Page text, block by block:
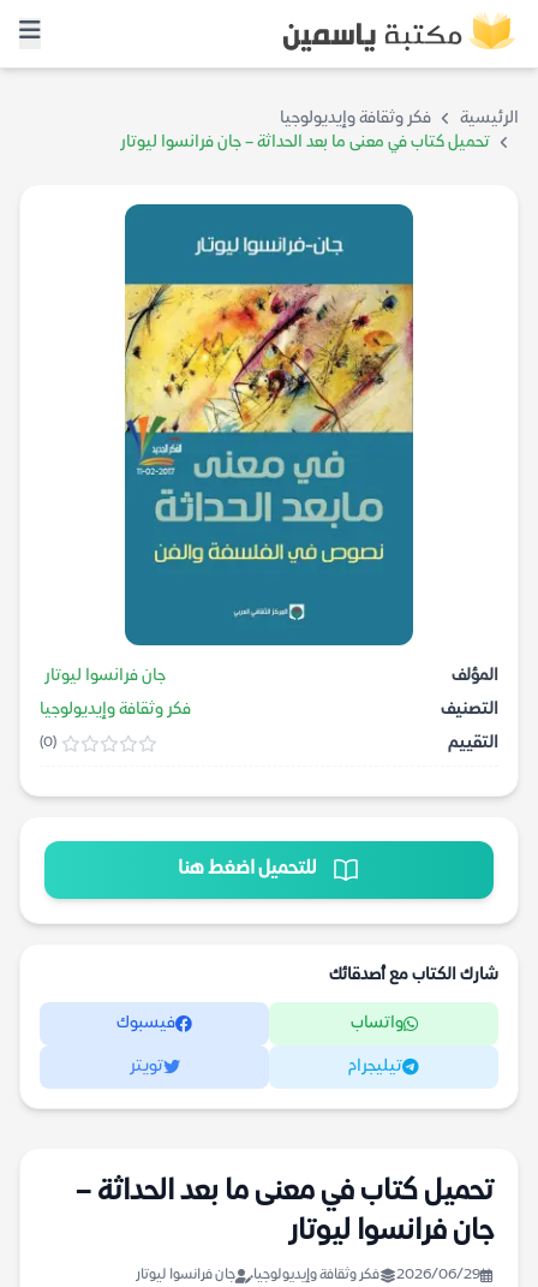
الرئيسية
فكر وثقافة وإيديولوجيا
تحميل كتاب في معنى ما بعد الحداثة – جان فرانسوا ليوتار
المؤلف
جان فرانسوا ليوتار
التصنيف
فكر وثقافة وإيديولوجيا
التقييم
(0)
للتحميل اضغط هنا
شارك الكتاب مع أصدقائك
واتساب فيسبوك
تيليجرام تويتر
تحميل كتاب في معنى ما بعد الحداثة –
جان فرانسوا ليوتار
2026/06/29 فكر وثقافة وإيديولوجيا جان فرانسوا ليوتار